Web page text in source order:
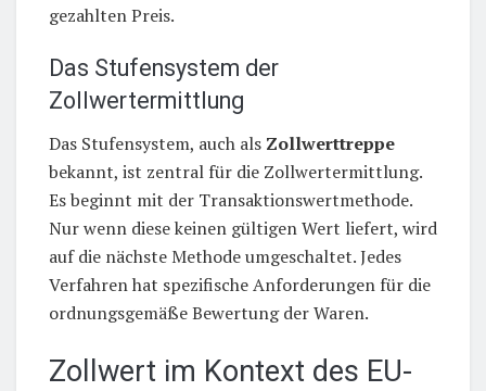
gezahlten Preis.
Das Stufensystem der
Zollwertermittlung
Das Stufensystem, auch als Zollwerttreppe
bekannt, ist zentral für die Zollwertermittlung.
Es beginnt mit der Transaktionswertmethode.
Nur wenn diese keinen gültigen Wert liefert, wird
auf die nächste Methode umgeschaltet. Jedes
Verfahren hat spezifische Anforderungen für die
ordnungsgemäße Bewertung der Waren.
Zollwert im Kontext des EU-